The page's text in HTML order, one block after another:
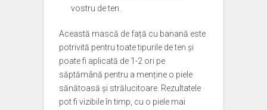
vostru de ten.
Această mască de față cu banană este
potrivită pentru toate tipurile de ten și
poate fi aplicată de 1-2 ori pe
săptămână pentru a menține o piele
sănătoasă și strălucitoare. Rezultatele
pot fi vizibile în timp, cu o piele mai